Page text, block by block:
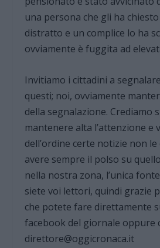
una persona che gli ha chiesto
distratto e un complice lo ha
ovviamente è fuggita ad
Invitiamo i cittadini a
questi; noi, ovviamente
della segnalazione. Crediamo
mantenere alta l’attenzione e
dell’ordine certe notizie non
avere sempre il polso su
nella nostra zona, l’unica
siete voi lettori, quindi grazie
che potete fare direttamente
facebook del giornale oppure
direttore@oggicronaca.it